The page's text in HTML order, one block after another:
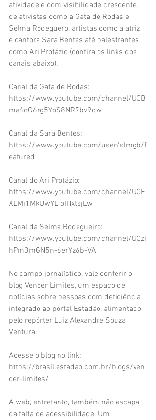
atividade e com visibilidade crescente,
de ativistas como a Gata de Rodas e
Selma Rodeguero, artistas como a atriz
e cantora Sara Bentes até palestrantes
como Ari Protázio (confira os links dos
canais abaixo).
Canal da Gata de Rodas:
https://www.youtube.com/channel/UCB
ma4oG6rg5YoS8NR7bv9qw
Canal da Sara Bentes:
https://www.youtube.com/user/slmgb/f
eatured
Canal do Ari Protázio:
https://www.youtube.com/channel/UCE
XEMi1MkUwYLToIHxtsjLw
Canal da Selma Rodegueiro:
https://www.youtube.com/channel/UCzi
hPm3mGN5n-6erYz6b-VA
No campo jornalístico, vale conferir o
blog Vencer Limites, um espaço de
notícias sobre pessoas com deficiência
integrado ao portal Estadão, alimentado
pelo repórter Luiz Alexandre Souza
Ventura.
Acesse o blog no link:
https://brasil.estadao.com.br/blogs/ven
cer-limites/
A web, entretanto, também não escapa
da falta de acessibilidade. Um